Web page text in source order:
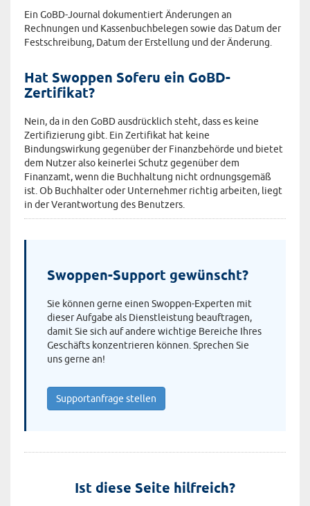
Ein GoBD-Journal dokumentiert Änderungen an
Rechnungen und Kassenbuchbelegen sowie das Datum der
Festschreibung, Datum der Erstellung und der Änderung.
Hat Swoppen Soferu ein GoBD-
Zertifikat?
Nein, da in den GoBD ausdrücklich steht, dass es keine
Zertifizierung gibt. Ein Zertifikat hat keine
Bindungswirkung gegenüber der Finanzbehörde und bietet
dem Nutzer also keinerlei Schutz gegenüber dem
Finanzamt, wenn die Buchhaltung nicht ordnungsgemäß
ist. Ob Buchhalter oder Unternehmer richtig arbeiten, liegt
in der Verantwortung des Benutzers.
Swoppen-Support gewünscht?
Sie können gerne einen Swoppen-Experten mit
dieser Aufgabe als Dienstleistung beauftragen,
damit Sie sich auf andere wichtige Bereiche Ihres
Geschäfts konzentrieren können. Sprechen Sie
uns gerne an!
Supportanfrage stellen
Ist diese Seite hilfreich?